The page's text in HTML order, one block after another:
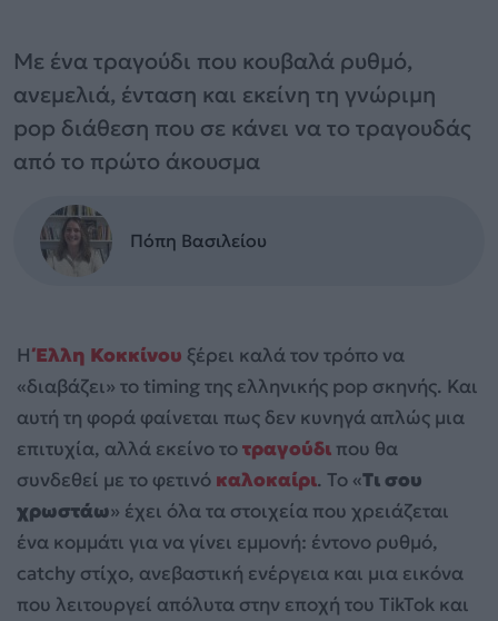
Με ένα τραγούδι που κουβαλά ρυθμό,
ανεμελιά, ένταση και εκείνη τη γνώριμη
pop διάθεση που σε κάνει να το τραγουδάς
από το πρώτο άκουσμα
Πόπη Βασιλείου
ΗΈλλη Κοκκίνου ξέρει καλά τον τρόπο να
«διαβάζει» το timing της ελληνικής pop σκηνής. Και
αυτή τη φορά φαίνεται πως δεν κυνηγά απλώς μια
επιτυχία, αλλά εκείνο τοτραγούδι που θα
συνδεθεί με το φετινό καλοκαίρι. Το «Τι σου
χρωστάω» έχει όλα τα στοιχεία που χρειάζεται
ένα κομμάτι για να γίνει εμμονή: έντονο ρυθμό,
catchy στίχο, ανεβαστική ενέργεια και μια εικόνα
που λειτουργεί απόλυτα στην εποχή του TikTok και